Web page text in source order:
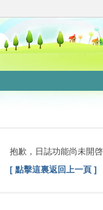
抱歉，日誌功能尚未開啓
[ 點擊這裏返回上一頁 ]